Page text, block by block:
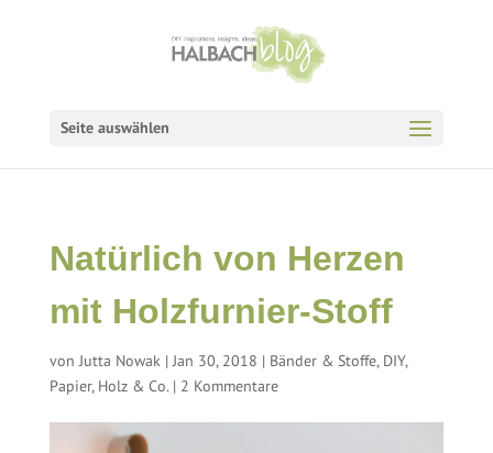
Seite auswählen
Natürlich von Herzen
mit Holzfurnier-Stoff
vonJutta Nowak|Jan 30, 2018 | Bänder & Stoffe, DIY,
Papier, Holz & Co.| 2 Kommentare